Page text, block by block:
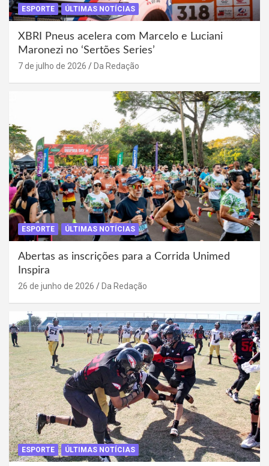
ESPORTE ÚLTIMAS NOTÍCIAS
XBRI Pneus acelera com Marcelo e Luciani
Maronezi no ‘Sertões Series’
7 de julho de 2026 Da Redação
ESPORTE ÚLTIMAS NOTÍCIAS
Abertas as inscrições para a Corrida Unimed
Inspira
26 de junho de 2026 Da Redação
ESPORTE ÚLTIMAS NOTÍCIAS